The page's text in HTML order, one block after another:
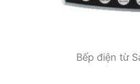
Bếp điện từ